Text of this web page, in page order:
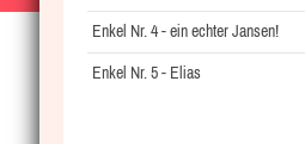
Enkel Nr. 4 - ein echter Jansen!
Enkel Nr. 5 - Elias